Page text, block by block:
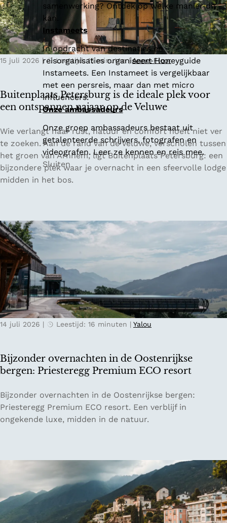
samenwerking? Ontdek op welke manier dit
kan.
Instameets
In opdracht van destinaties en
reisorganisaties organiseert Honeyguide
Instameets. Een Instameet is vergelijkbaar
met een persreis, maar dan met micro
influencers.
Onze ambassadeurs
Onze groep ambassadeurs bestaat uit
getalenteerde schrijvers, fotografen en
videografen. Leer ze kennen en reis mee.
Sluiten
e
-
O
v
e
l
a
k
e
e
:
v
a
t
e
r
s
p
o
r
t
t
a
r
d
b
Buitenplaats Petersburg is de ideale plek voor
een ontspannen najaar op de Veluwe
15 juli 2026 | Leestijd: 15 minuten | Anne-Floor
B
u
i
t
e
a
a
t
s
P
e
r
u
r
i
s
d
d
l
Wie verlangt naar rust, natuur en comfort hoeft niet ver
te zoeken. Aan de rand van de Veluwe, verscholen tussen
het groen van Arnhem, ligt Buitenplaats Petersburg: een
bijzondere plek waar je overnacht in een sfeervolle lodge
midden in het bos.
Bijzonder overnachten in de Oostenrijkse
bergen: Priesteregg Premium ECO resort
14 juli 2026 | Leestijd: 16 minuten | Yalou
B
i
j
o
v
Bijzonder overnachten in de Oostenrijkse bergen:
Priesteregg Premium ECO resort. Een verblijf in
ongekende luxe, midden in de natuur.